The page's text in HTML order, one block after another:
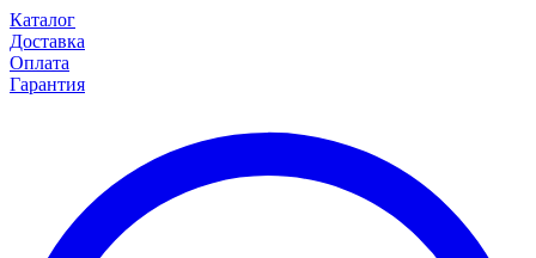
Каталог
Доставка
Оплата
Гарантия